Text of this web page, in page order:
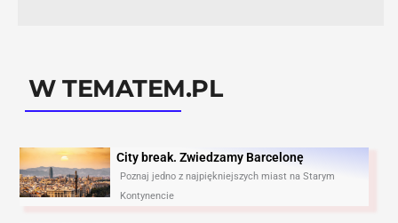
W TEMATEM.PL
City break. Zwiedzamy Barcelonę​
Poznaj jedno z najpiękniejszych miast na Starym
Kontynencie